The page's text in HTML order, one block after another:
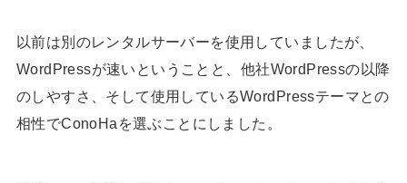
以前は別のレンタルサーバーを使用していましたが、
WordPressが速いということと、他社WordPressの以降
のしやすさ、そして使用しているWordPressテーマとの
相性でConoHaを選ぶことにしました。